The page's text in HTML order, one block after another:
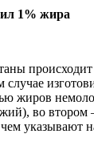
1% жира
жиров
во втором
указывают